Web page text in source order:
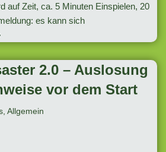
auf Zeit, ca. 5 Minuten Einspielen, 20
es kann sich
2.0 – Auslosung
vor dem Start
Allgemein